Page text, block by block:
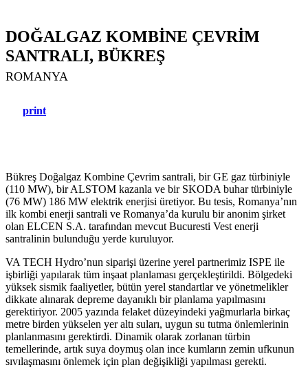
DOĞALGAZ KOMBİNE ÇEVRİM
SANTRALI, BÜKREŞ
ROMANYA
print
Bükreş Doğalgaz Kombine Çevrim santrali, bir GE gaz türbiniyle
(110 MW), bir ALSTOM kazanla ve bir SKODA buhar türbiniyle
(76 MW) 186 MW elektrik enerjisi üretiyor. Bu tesis, Romanya’nın
ilk kombi enerji santrali ve Romanya’da kurulu bir anonim şirket
olan ELCEN S.A. tarafından mevcut Bucuresti Vest enerji
santralinin bulunduğu yerde kuruluyor.
VA TECH Hydro’nun siparişi üzerine yerel partnerimiz ISPE ile
işbirliği yapılarak tüm inşaat planlaması gerçekleştirildi. Bölgedeki
yüksek sismik faaliyetler, bütün yerel standartlar ve yönetmelikler
dikkate alınarak depreme dayanıklı bir planlama yapılmasını
gerektiriyor. 2005 yazında felaket düzeyindeki yağmurlarla birkaç
metre birden yükselen yer altı suları, uygun su tutma önlemlerinin
planlanmasını gerektirdi. Dinamik olarak zorlanan türbin
temellerinde, artık suya doymuş olan ince kumların zemin ufkunun
sıvılaşmasını önlemek için plan değişikliği yapılması gerekti.